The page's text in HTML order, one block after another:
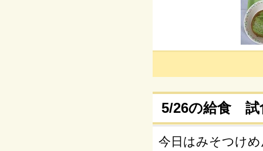
5/26の給食 試
今日はみそつけ